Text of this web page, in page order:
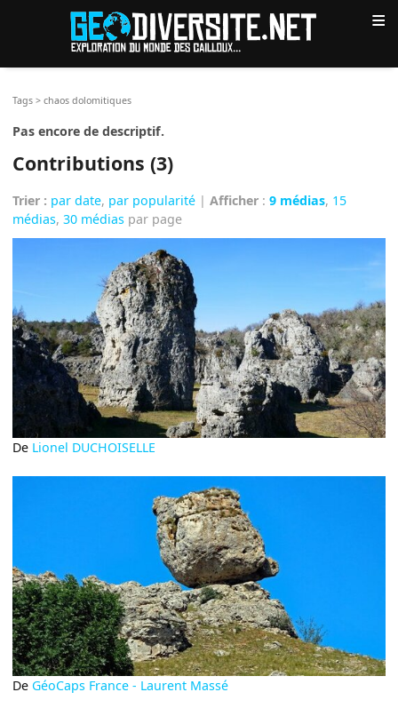
≡
Tags >chaos dolomitiques
Pas encore de descriptif.
Contributions (3)
Trier : par date, par popularité |Afficher :9 médias, 15
médias,30 médias par page
De Lionel DUCHOISELLE
De GéoCaps France - Laurent Massé